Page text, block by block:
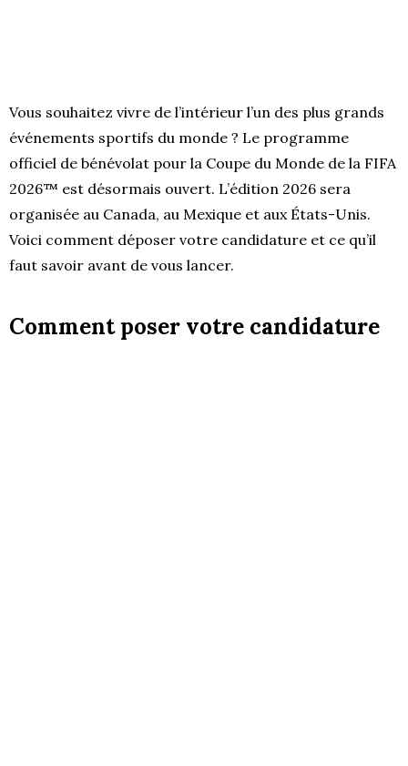
Vous souhaitez vivre de l’intérieur l’un des plus grands
événements sportifs du monde ? Le programme
officiel de bénévolat pour la Coupe du Monde de la FIFA
2026™ est désormais ouvert. L’édition 2026 sera
organisée au Canada, au Mexique et aux États-Unis.
Voici comment déposer votre candidature et ce qu’il
faut savoir avant de vous lancer.
Comment poser votre candidature